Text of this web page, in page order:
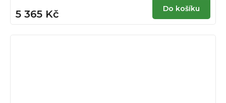
5 365 Kč Do košíku